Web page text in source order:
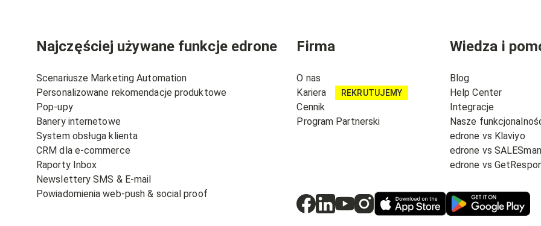
Najczęściej używane funkcje edrone
Scenariusze Marketing Automation
Personalizowane rekomendacje produktowe
Pop-upy
Banery internetowe
System obsługa klienta
CRM dla e-commerce
Raporty Inbox
Newslettery SMS & E-mail
Powiadomienia web-push & social proof
Firma
O nas
Kariera
REKRUTUJEMY
Cennik
Program Partnerski
Wiedza i
Blog
Help Center
Integracje
Nasze
edrone vs Klaviyo
edrone vs
edrone vs